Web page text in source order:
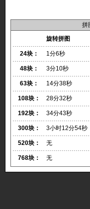
拼
旋转拼图
24块： 1分6秒
48块： 3分10秒
63块： 14分38秒
108块： 28分32秒
192块： 34分43秒
300块： 3小时12分54秒
520块： 无
768块： 无